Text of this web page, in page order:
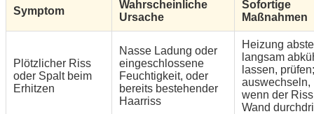
Symptom
Wahrscheinliche
Ursache
Sofortige
Maßnahmen
Plötzlicher Riss
oder Spalt beim
Erhitzen
Nasse Ladung oder
eingeschlossene
Feuchtigkeit, oder
bereits bestehender
Haarriss
Heizung
langsam
lassen, prüfen;
auswechseln,
wenn der
Wand